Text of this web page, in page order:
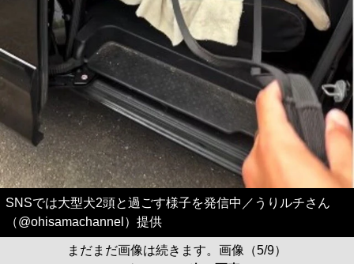
SNSでは大型犬2頭と過ごす様子を発信中／うりルチさん
（@ohisamachannel）提供
まだまだ画像は続きます。画像（5/9）